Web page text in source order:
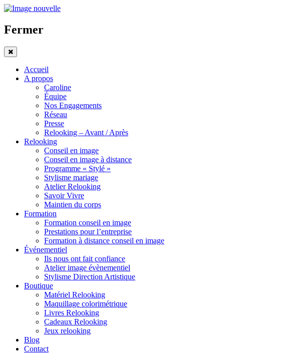
Fermer
Accueil
A propos
Caroline
Équipe
Nos Engagements
Réseau
Presse
Relooking – Avant / Après
Relooking
Conseil en image
Conseil en image à distance
Programme « Stylé »
Stylisme mariage
Atelier Relooking
Savoir Vivre
Maintien du corps
Formation
Formation conseil en image
Prestations pour l’entreprise
Formation à distance conseil en image
Événementiel
Ils nous ont fait confiance
Atelier image évènementiel
Stylisme Direction Artistique
Boutique
Matériel Relooking
Maquillage colorimétrique
Livres Relooking
Cadeaux Relooking
Jeux relooking
Blog
Contact